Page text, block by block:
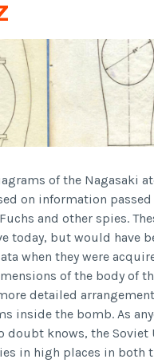
of the Nagasaki
on information
and other spies.
today, but would have
when they were
of the body of
detailed
inside the bomb. As
doubt knows, the Soviet
in high places in both